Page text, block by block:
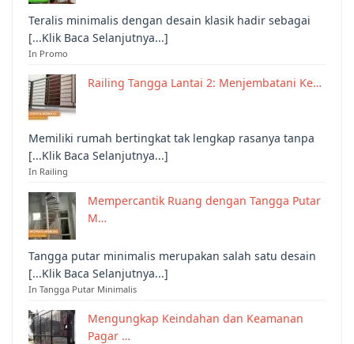
Teralis minimalis dengan desain klasik hadir sebagai
[...Klik Baca Selanjutnya...]
In Promo
Railing Tangga Lantai 2: Menjembatani Ke…
Memiliki rumah bertingkat tak lengkap rasanya tanpa
[...Klik Baca Selanjutnya...]
In Railing
Mempercantik Ruang dengan Tangga Putar
M…
Tangga putar minimalis merupakan salah satu desain
[...Klik Baca Selanjutnya...]
In Tangga Putar Minimalis
Mengungkap Keindahan dan Keamanan
Pagar …